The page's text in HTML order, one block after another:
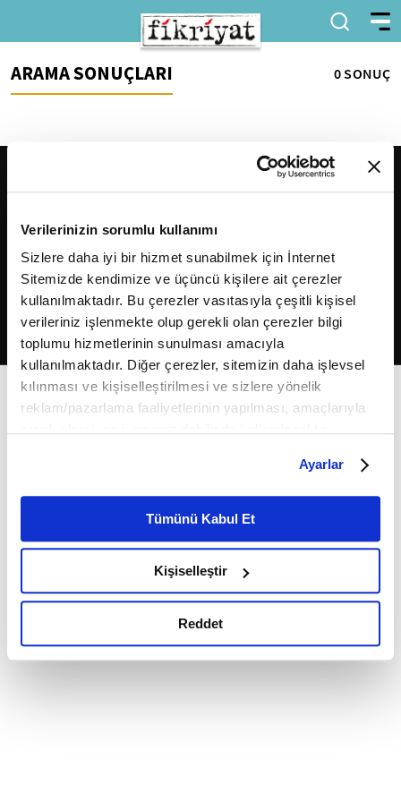
Verilerinizin sorumlu kullanımı
Sizlere daha iyi bir hizmet sunabilmek için İnternet
Sitemizde kendimize ve üçüncü kişilere ait çerezler
kullanılmaktadır. Bu çerezler vasıtasıyla çeşitli kişisel
verileriniz işlenmekte olup gerekli olan çerezler bilgi
toplumu hizmetlerinin sunulması amacıyla
kullanılmaktadır. Diğer çerezler, sitemizin daha işlevsel
kılınması ve kişiselleştirilmesi ve sizlere yönelik
reklam/pazarlama faaliyetlerinin yapılması, amaçlarıyla
belirleyebilirsiniz. Çerezlere ilişkin detaylı bilgi için
Ayarlar butonuna tıklayabilir,Çerez Bilgilendirme
Metnimizi ziyaret edebilirsiniz.
6698 sayılı Kişisel Verilerin Korunması Kanunu uyarınca
okumak ve sitemizi ziyaretiniz kapsamında
gerçekleştirilen veri işleme faaliyetleri ile ilgili daha
detaylı bilgi almak için lütfentıklayınız.
Ayarlar
Tümünü Kabul Et
Kişiselleştir
Reddet
ARAMA SONUÇLARI 0 SONUÇ
2026Fikriyat. Tüm hakları saklıdır.